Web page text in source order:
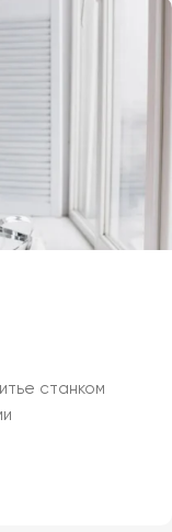
станком